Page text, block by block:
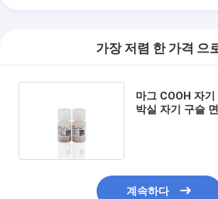
가장 저렴 한 가격 으
마그 COOH 자
박실 자기 구슬
계속하다